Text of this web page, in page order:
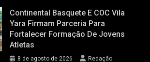
Continental Basquete E COC Vila
Yara Firmam Parceria Para
Fortalecer Formação De Jovens
Atletas
8 de agosto de 2026 Redação